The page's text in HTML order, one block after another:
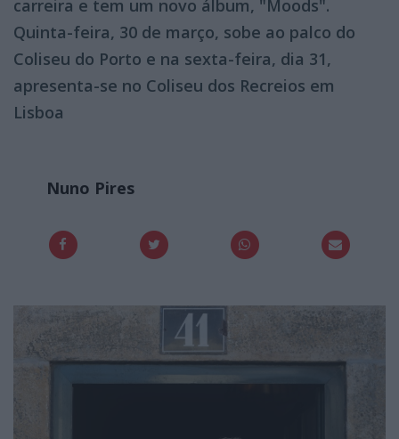
carreira e tem um novo álbum, "Moods".
Quinta-feira, 30 de março, sobe ao palco do
Coliseu do Porto e na sexta-feira, dia 31,
apresenta-se no Coliseu dos Recreios em
Lisboa
Nuno Pires